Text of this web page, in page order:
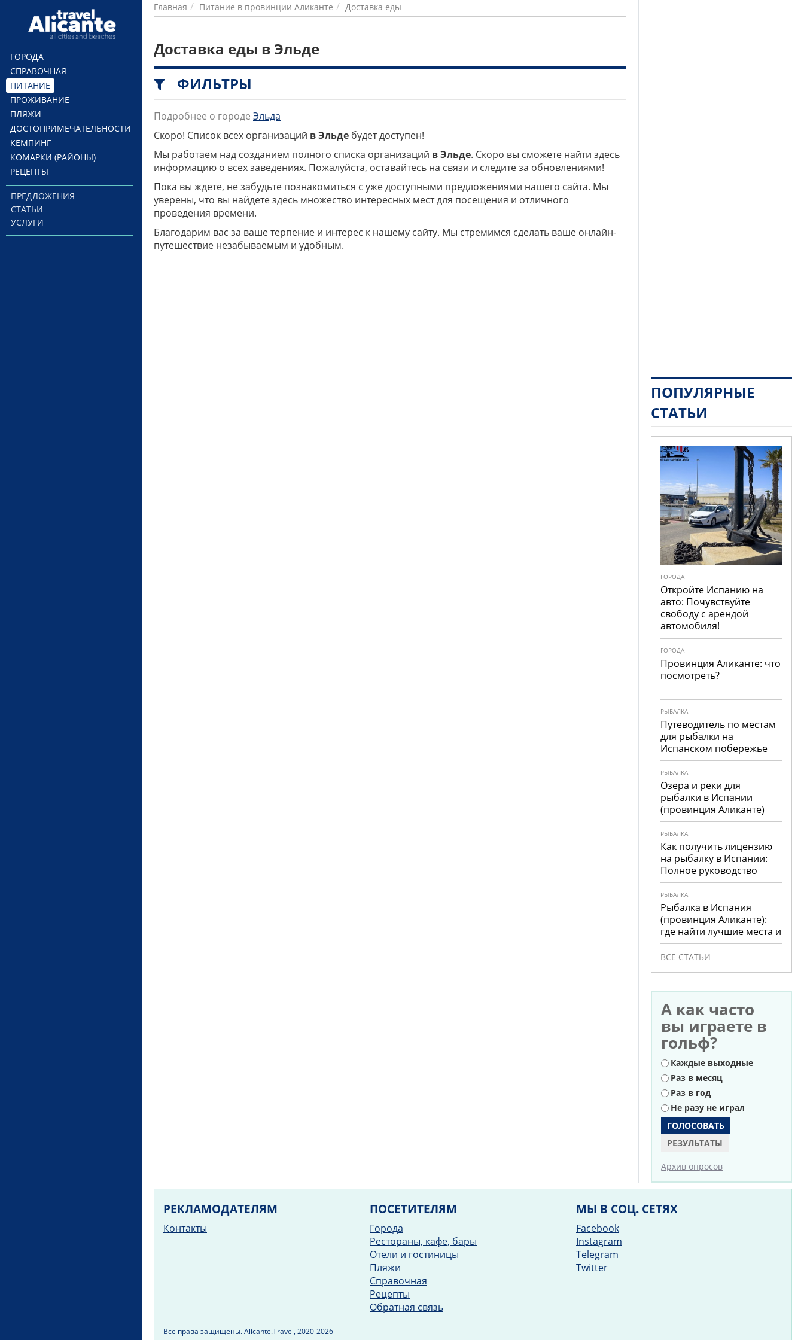
Перейти к основному содержанию
ГОРОДА
СПРАВОЧНАЯ
ПИТАНИЕ
ПРОЖИВАНИЕ
ПЛЯЖИ
ДОСТОПРИМЕЧАТЕЛЬНОСТИ
КЕМПИНГ
КОМАРКИ (РАЙОНЫ)
РЕЦЕПТЫ
ПРЕДЛОЖЕНИЯ
СТАТЬИ
УСЛУГИ
Главная Питание в провинции Аликанте Доставка еды
Доставка еды в Эльде
ФИЛЬТРЫ
Подробнее о городе Эльда
Скоро! Список всех организаций в Эльде будет доступен!
Мы работаем над созданием полного списка организаций в Эльде. Скоро вы сможете найти здесь
информацию о всех заведениях. Пожалуйста, оставайтесь на связи и следите за обновлениями!
Пока вы ждете, не забудьте познакомиться с уже доступными предложениями нашего сайта. Мы
уверены, что вы найдете здесь множество интересных мест для посещения и отличного
проведения времени.
Благодарим вас за ваше терпение и интерес к нашему сайту. Мы стремимся сделать ваше онлайн-
путешествие незабываемым и удобным.
ПОПУЛЯРНЫЕ
СТАТЬИ
ГОРОДА
Откройте Испанию на
авто: Почувствуйте
свободу с арендой
автомобиля!
ГОРОДА
Провинция Аликанте: что
посмотреть?
РЫБАЛКА
Путеводитель по местам
для рыбалки на
Испанском побережье
РЫБАЛКА
Озера и реки для
рыбалки в Испании
(провинция Аликанте)
РЫБАЛКА
Как получить лицензию
на рыбалку в Испании:
Полное руководство
РЫБАЛКА
Рыбалка в Испания
(провинция Аликанте):
где найти лучшие места и
что ловить
ВСЕ СТАТЬИ
А как часто
вы играете в
гольф?
Варианты
Каждые выходные
Раз в месяц
Раз в год
Не разу не играл
РЕЗУЛЬТАТЫ
Архив опросов
РЕКЛАМОДАТЕЛЯМ
Контакты
ПОСЕТИТЕЛЯМ
Города
Рестораны, кафе, бары
Отели и гостиницы
Пляжи
Справочная
Рецепты
Обратная связь
МЫ В СОЦ. СЕТЯХ
Facebook
Instagram
Telegram
Twitter
Все права защищены. Alicante.Travel, 2020-2026